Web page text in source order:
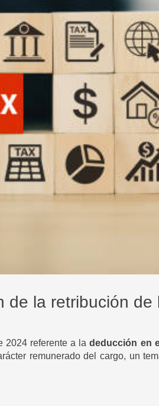
la retribución de
2024 referente a ladeducción en
remunerado del cargo, un